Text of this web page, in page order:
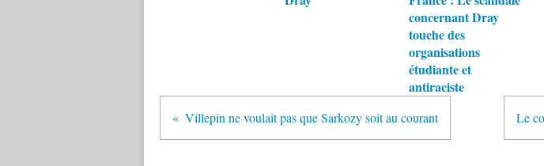
concernant Dray
touche des
organisations
étudiante et
antiraciste
Villepin ne voulait pas que Sarkozy soit au courant Le